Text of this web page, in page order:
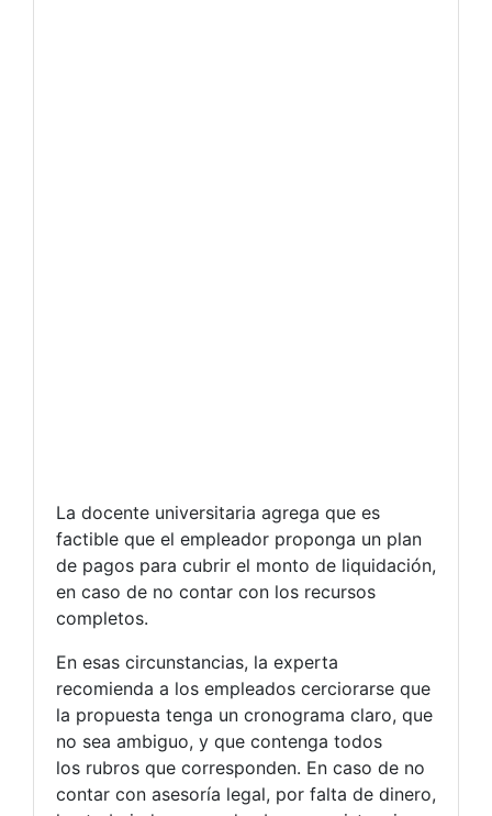
La docente universitaria agrega que es
factible que el empleador proponga un plan
de pagos para cubrir el monto de liquidación,
en caso de no contar con los recursos
completos.
En esas circunstancias, la experta
recomienda a los empleados cerciorarse que
la propuesta tenga un cronograma claro, que
no sea ambiguo, y que contenga todos
los rubros que corresponden. En caso de no
contar con asesoría legal, por falta de dinero,